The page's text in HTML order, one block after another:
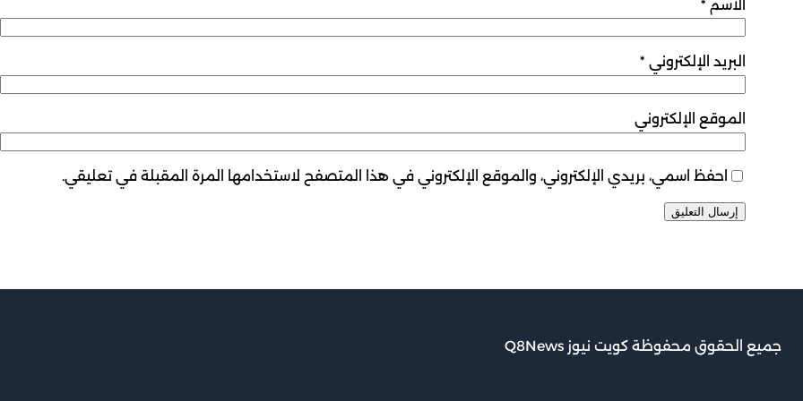
الاسم *
البريد الإلكتروني *
الموقع الإلكتروني
احفظ اسمي، بريدي الإلكتروني، والموقع الإلكتروني في هذا المتصفح لاستخدامها المرة المقبلة في تعليقي.
جميع الحقوق محفوظة كويت نيوز Q8News